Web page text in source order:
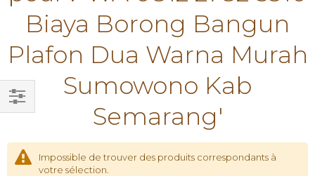
Biaya Borong Bangun
Plafon Dua Warna Murah
Sumowono Kab
Semarang'
Impossible de trouver des produits correspondants à
votre sélection.
Filtrer